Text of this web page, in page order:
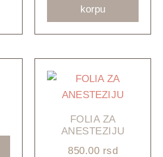
korpu
FOLIA ZA
ANESTEZIJU
850.00 rsd